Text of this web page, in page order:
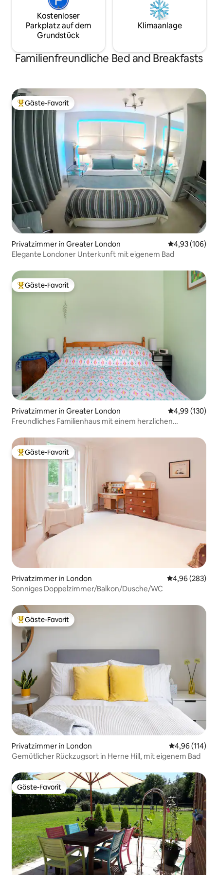
Kostenloser
Parkplatz auf dem
Grundstück
Klimaanlage
Familienfreundliche Bed and Breakfasts
Beliebter Gäste-Favorit.
Gäste-Favorit
Privatzimmer in Greater London
4,93 (106)
Elegante Londoner Unterkunft mit eigenem Bad
Beliebter Gäste-Favorit.
Gäste-Favorit
Privatzimmer in Greater London
4,99 (130)
Freundliches Familienhaus mit einem herzlichen
Beliebter Gäste-Favorit.
Gäste-Favorit
Privatzimmer in London
4,96 (283)
Sonniges Doppelzimmer/Balkon/Dusche/WC
Beliebter Gäste-Favorit.
Gäste-Favorit
Privatzimmer in London
4,96 (114)
Gemütlicher Rückzugsort in Herne Hill, mit eigenem Bad
Gäste-Favorit
Gäste-Favorit